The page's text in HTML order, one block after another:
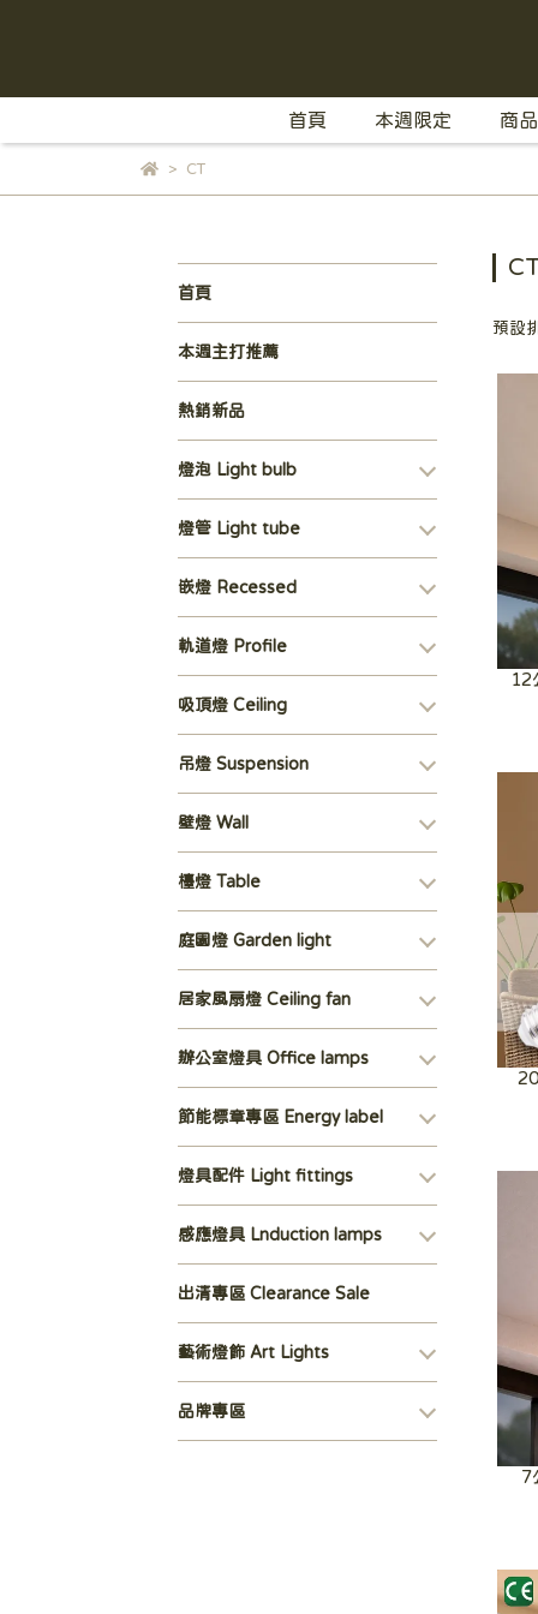
首頁 本週限定 商
CT
首頁
本週主打推薦
熱銷新品
燈泡 Light bulb
燈管 Light tube
嵌燈 Recessed
軌道燈 Profile
吸頂燈 Ceiling
吊燈 Suspension
壁燈 Wall
檯燈 Table
庭園燈 Garden light
居家風扇燈 Ceiling fan
辦公室燈具 Office lamps
節能標章專區 Energy label
燈具配件 Light fittings
感應燈具 Lnduction lamps
出清專區 Clearance Sale
藝術燈飾 Art Lights
品牌專區
預設
12
7